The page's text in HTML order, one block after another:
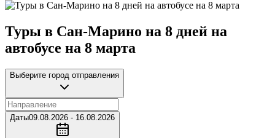
Туры в Сан-Марино на 8 дней на
автобусе на 8 марта
Выберите город отправления
Даты09.08.2026 - 16.08.2026